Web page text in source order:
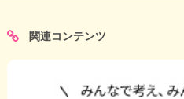
関連コンテンツ